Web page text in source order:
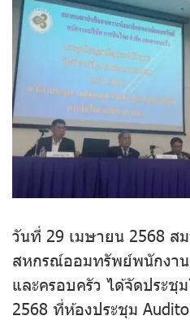
วันที่ 29 เมษายน 2568 ส
สหกรณ์ออมทรัพย์พนักงา
และครอบครัว ได้จัดประ
2568 ที่ห้องประชุม